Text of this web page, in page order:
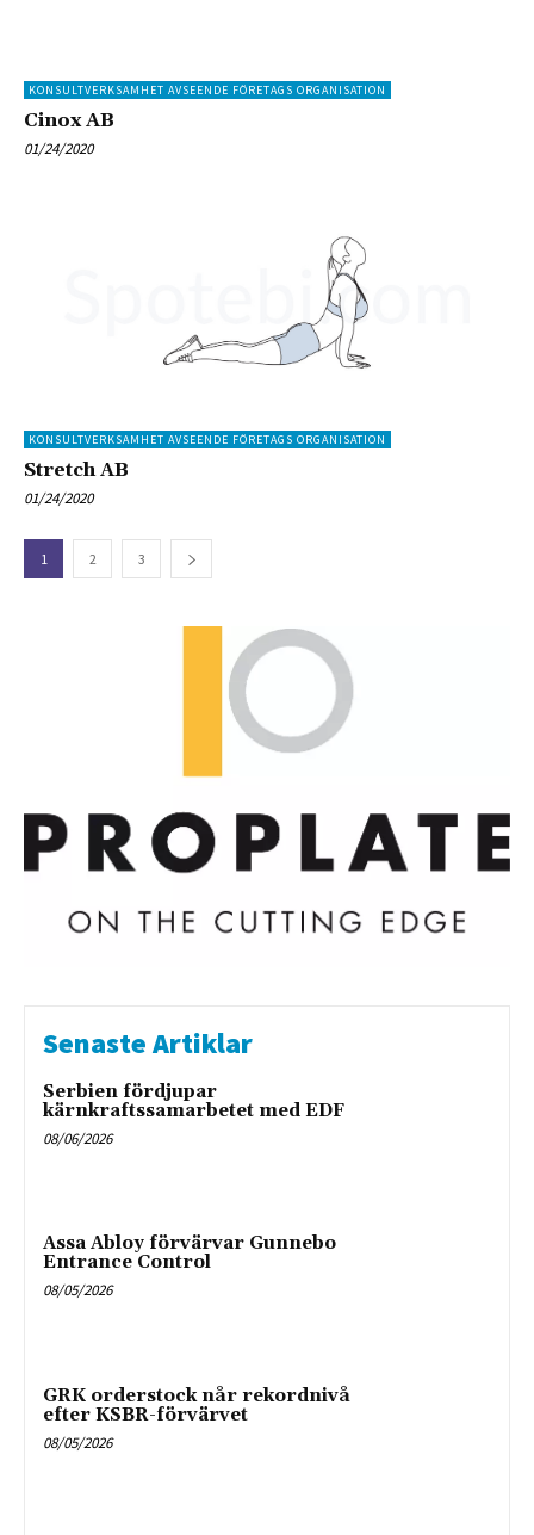
KONSULTVERKSAMHET AVSEENDE FÖRETAGS ORGANISATION
Cinox AB
01/24/2020
KONSULTVERKSAMHET AVSEENDE FÖRETAGS ORGANISATION
Stretch AB
01/24/2020
1 2 3
Senaste Artiklar
Serbien fördjupar
kärnkraftssamarbetet med EDF
08/06/2026
Assa Abloy förvärvar Gunnebo
Entrance Control
08/05/2026
GRK orderstock når rekordnivå
efter KSBR-förvärvet
08/05/2026